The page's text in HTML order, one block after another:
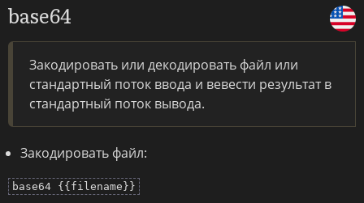
base64
Закодировать или декодировать файл или
стандартный поток ввода и вевести результат в
стандартный поток вывода.
Закодировать файл:
base64 {{filename}}